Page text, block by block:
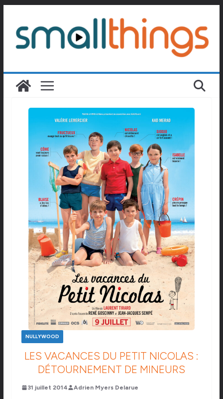
contenu
NULLYWOOD
LES VACANCES DU PETIT NICOLAS :
DÉTOURNEMENT DE MINEURS
31 juillet 2014 Adrien Myers Delarue